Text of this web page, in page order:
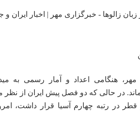
هنگامی اعداد و آمار رسمی به
در حالی که دو فصل پیش ایران از نظر
قطر در رتبه چهارم آسیا قرار داشت،